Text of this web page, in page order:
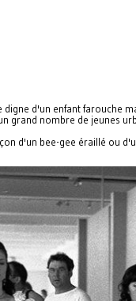
d'un enfant farouche
grand nombre de jeunes
d'un bee-gee éraillé ou